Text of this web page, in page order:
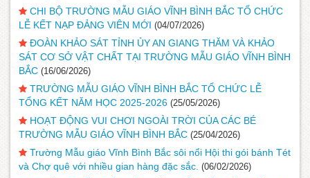
CHI BỘ TRƯỜNG MẪU GIÁO VĨNH BÌNH BẮC TỔ CHỨC
LỄ KẾT NẠP ĐẢNG VIÊN MỚI (04/07/2026)
ĐOÀN KHẢO SÁT TỈNH ỦY AN GIANG THĂM VÀ KHẢO
SÁT CƠ SỞ VẬT CHẤT TẠI TRƯỜNG MẪU GIÁO VĨNH BÌNH
BẮC (16/06/2026)
TRƯỜNG MẪU GIÁO VĨNH BÌNH BẮC TỔ CHỨC LỄ
TỔNG KẾT NĂM HỌC 2025-2026 (25/05/2026)
HOẠT ĐỘNG VUI CHƠI NGOÀI TRỜI CỦA CÁC BÉ
TRƯỜNG MẪU GIÁO VĨNH BÌNH BẮC (25/04/2026)
Trường Mẫu giáo Vĩnh Bình Bắc sôi nổi Hội thi gói bánh Tét
và Chợ quê với nhiều gian hàng đặc sắc. (06/02/2026)